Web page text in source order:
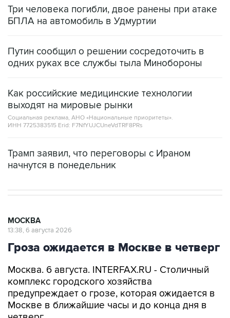
Три человека погибли, двое ранены при атаке
БПЛА на автомобиль в Удмуртии
Путин сообщил о решении сосредоточить в
одних руках все службы тыла Минобороны
Как российские медицинские технологии
выходят на мировые рынки
Социальная реклама, АНО «Национальные приоритеты».
ИНН 7725383515 Erid: F7NfYUJCUneVdTRF8PRs
Трамп заявил, что переговоры с Ираном
начнутся в понедельник
МОСКВА
13:38, 6 августа 2026
Гроза ожидается в Москве в четверг
Москва. 6 августа. INTERFAX.RU - Столичный
комплекс городского хозяйства
предупреждает о грозе, которая ожидается в
Москве в ближайшие часы и до конца дня в